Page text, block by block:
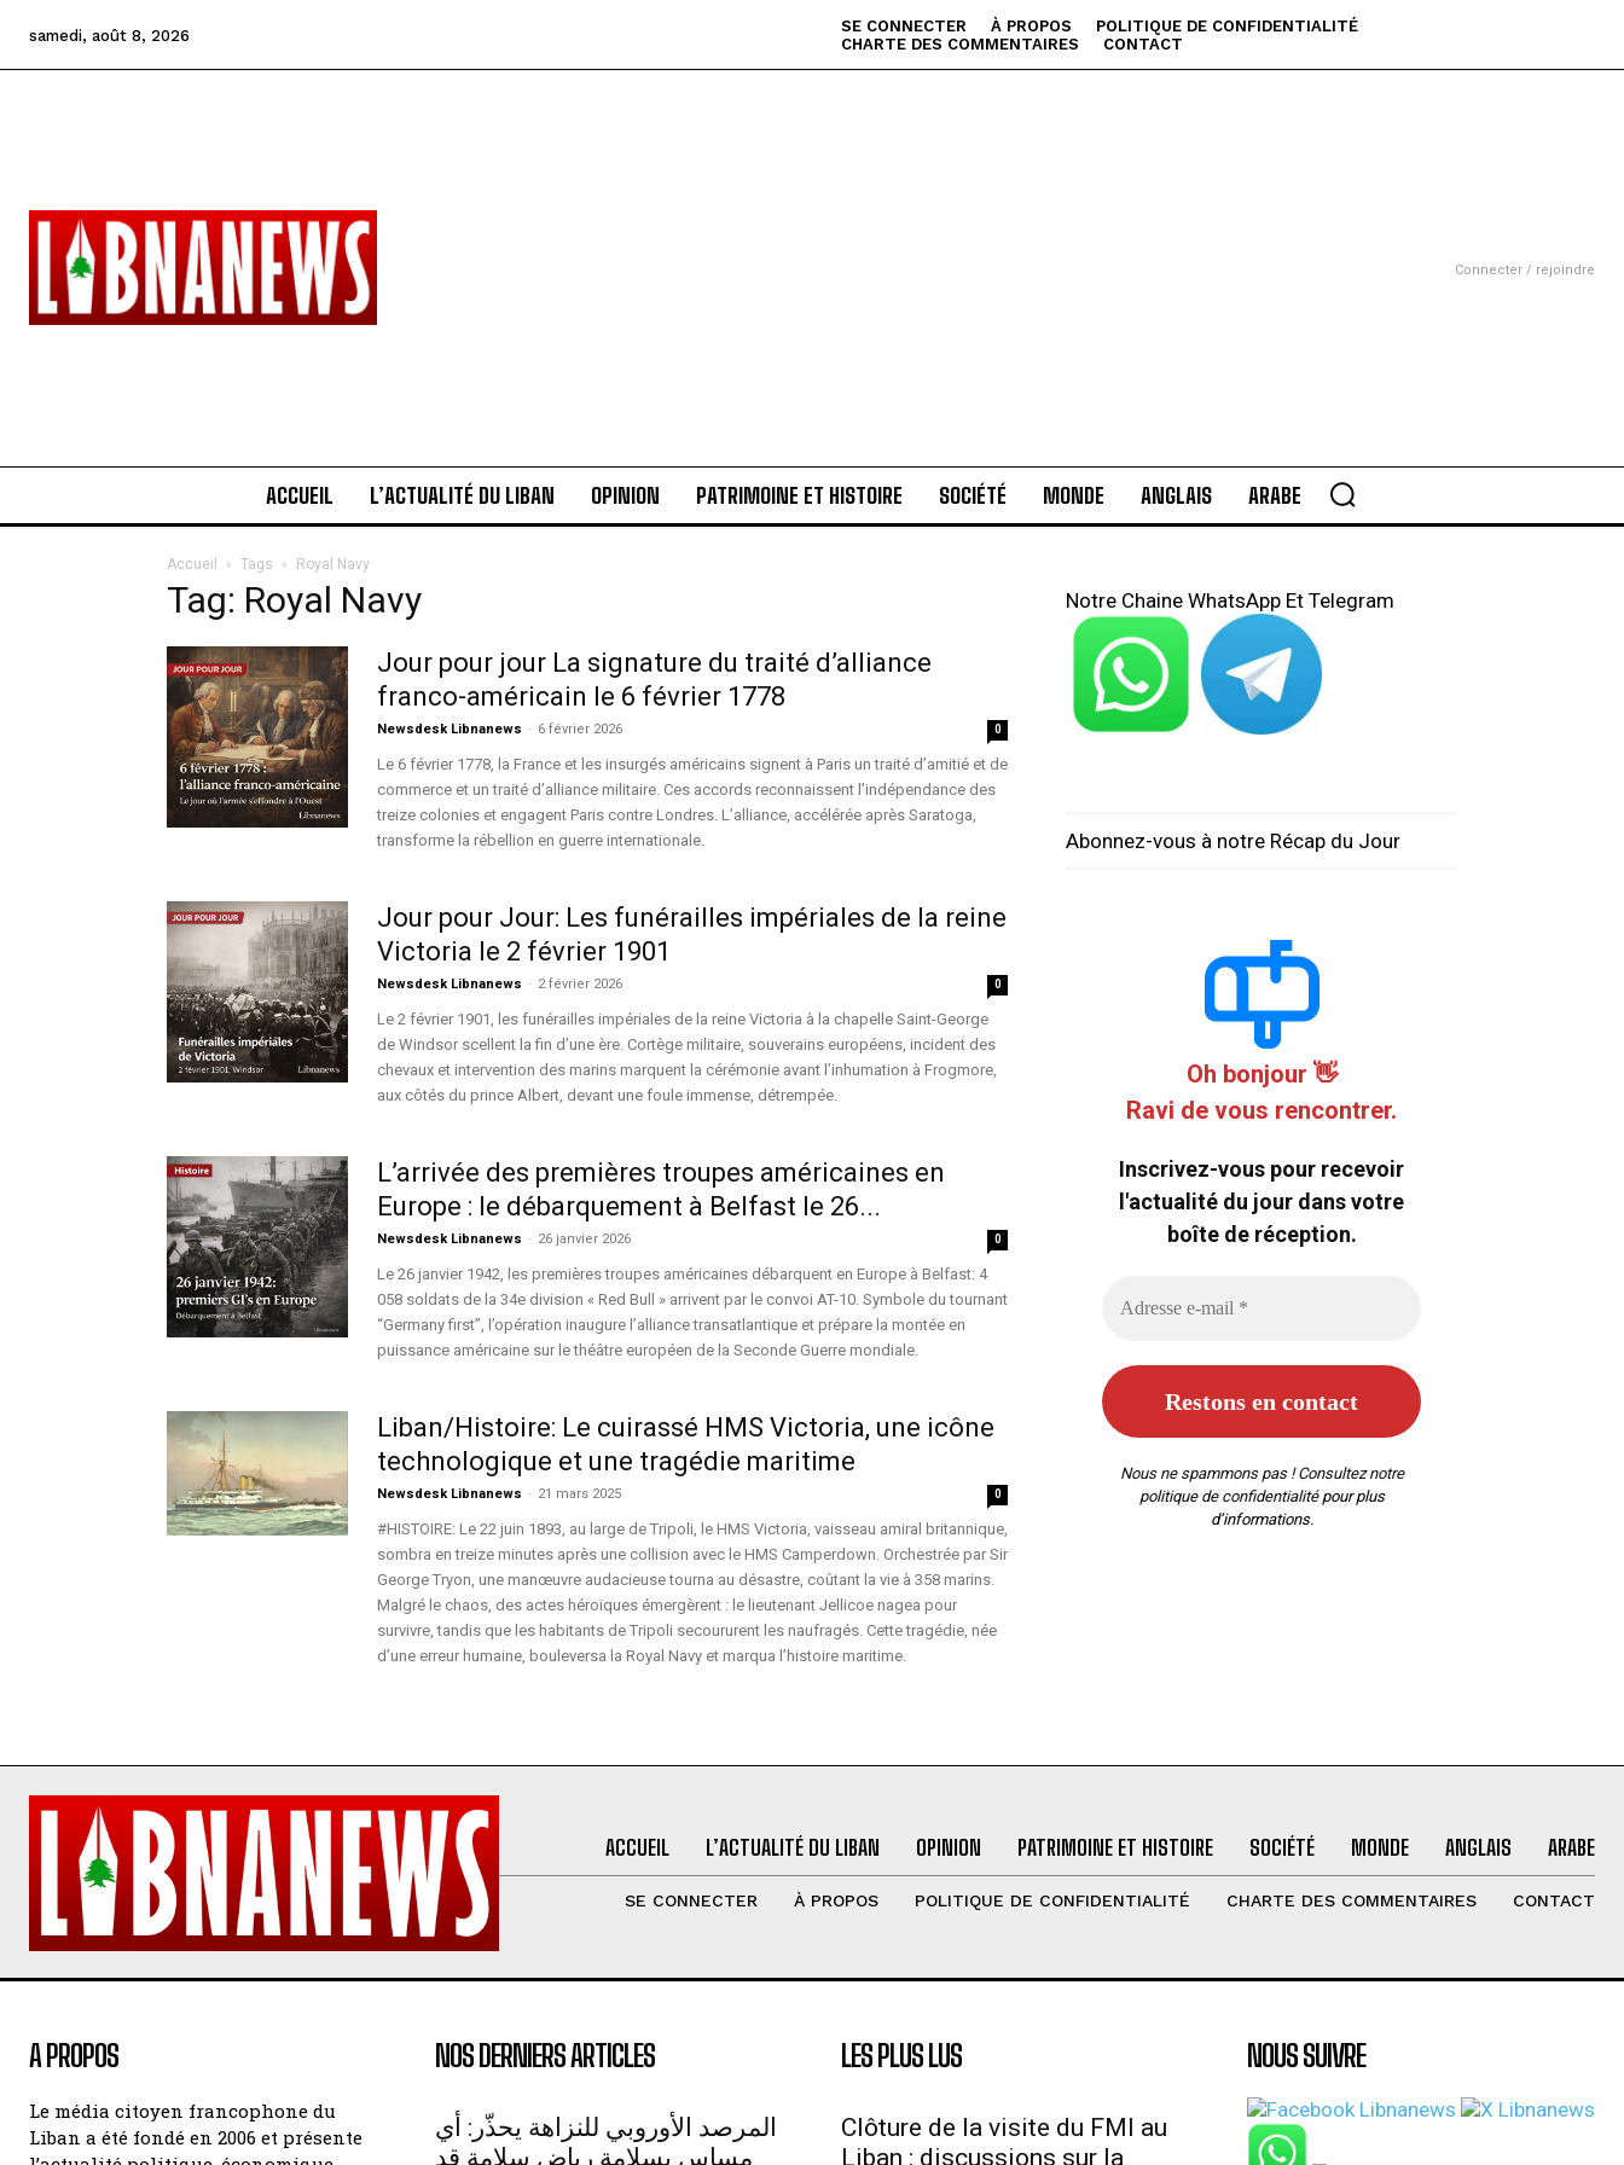
samedi, août 8, 2026 SE CONNECTER À PROPOS
POLITIQUE DE CONFIDENTIALITÉ
CHARTE DES COMMENTAIRES
CONTACT
Connecter / rejoindre
ACCUEIL L’ACTUALITÉ DU LIBAN OPINION PATRIMOINE ET HISTOIRE SOCIÉTÉ MONDE ANGLAIS ARABE
Accueil Tags Royal Navy
Tag: Royal Navy
Jour pour jour La signature du traité d’alliance
franco-américain le 6 février 1778
Newsdesk Libnanews - 6 février 2026 0
Le 6 février 1778, la France et les insurgés américains signent à Paris un traité d’amitié et de
commerce et un traité d’alliance militaire. Ces accords reconnaissent l’indépendance des
treize colonies et engagent Paris contre Londres. L’alliance, accélérée après Saratoga,
transforme la rébellion en guerre internationale.
Jour pour Jour: Les funérailles impériales de la reine
Victoria le 2 février 1901
Newsdesk Libnanews - 2 février 2026 0
Le 2 février 1901, les funérailles impériales de la reine Victoria à la chapelle Saint-George
de Windsor scellent la fin d’une ère. Cortège militaire, souverains européens, incident des
chevaux et intervention des marins marquent la cérémonie avant l’inhumation à Frogmore,
aux côtés du prince Albert, devant une foule immense, détrempée.
L’arrivée des premières troupes américaines en
Europe : le débarquement à Belfast le 26...
Newsdesk Libnanews - 26 janvier 2026 0
Le 26 janvier 1942, les premières troupes américaines débarquent en Europe à Belfast: 4
058 soldats de la 34e division « Red Bull » arrivent par le convoi AT-10. Symbole du tournant
“Germany first”, l’opération inaugure l’alliance transatlantique et prépare la montée en
puissance américaine sur le théâtre européen de la Seconde Guerre mondiale.
Liban/Histoire: Le cuirassé HMS Victoria, une icône
technologique et une tragédie maritime
Newsdesk Libnanews - 21 mars 2025 0
#HISTOIRE: Le 22 juin 1893, au large de Tripoli, le HMS Victoria, vaisseau amiral britannique,
sombra en treize minutes après une collision avec le HMS Camperdown. Orchestrée par Sir
George Tryon, une manœuvre audacieuse tourna au désastre, coûtant la vie à 358 marins.
Malgré le chaos, des actes héroïques émergèrent : le lieutenant Jellicoe nagea pour
survivre, tandis que les habitants de Tripoli secoururent les naufragés. Cette tragédie, née
d’une erreur humaine, bouleversa la Royal Navy et marqua l’histoire maritime.
Notre Chaine WhatsApp Et Telegram
Abonnez-vous à notre Récap du Jour
Oh bonjour 👋
Ravi de vous rencontrer.
Inscrivez-vous pour recevoir
l'actualité du jour dans votre
boîte de réception.
Nous ne spammons pas ! Consultez notre
politique de confidentialitépour plus
d’informations.
ACCUEIL L’ACTUALITÉ DU LIBAN OPINION PATRIMOINE ET HISTOIRE SOCIÉTÉ MONDE ANGLAIS ARABE
SE CONNECTER À PROPOS POLITIQUE DE CONFIDENTIALITÉ CHARTE DES COMMENTAIRES CONTACT
A PROPOS
Le média citoyen francophone du
Liban a été fondé en 2006 et présente
NOS DERNIERS ARTICLES
المرصد الأوروبي للنزاهة يحذّر: أي
مساس بسلامة رياض سلامة قد
LES PLUS LUS
Clôture de la visite du FMI au
Liban : discussions sur la
NOUS SUIVRE